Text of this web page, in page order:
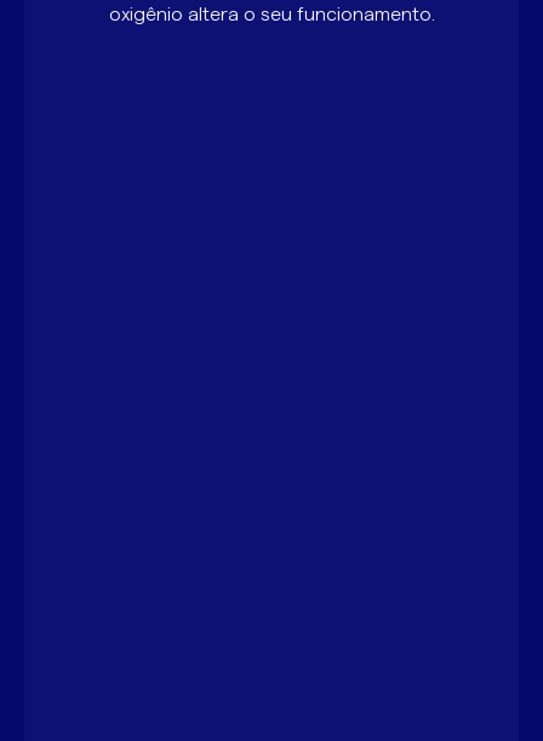
oxigênio altera o seu funcionamento.